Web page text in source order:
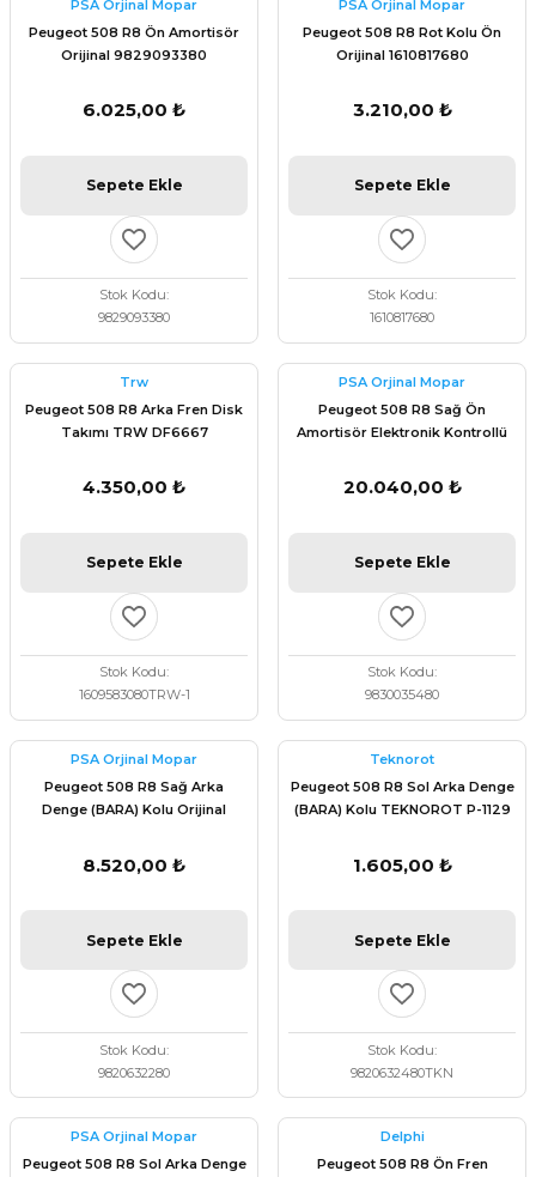
PSA Orjinal Mopar
Peugeot 508 R8 Ön Amortisör
Orijinal 9829093380
6.025,00 ₺
Sepete Ekle
Stok Kodu
9829093380
PSA Orjinal Mopar
Peugeot 508 R8 Rot Kolu Ön
Orijinal 1610817680
3.210,00 ₺
Sepete Ekle
Stok Kodu
1610817680
Trw
Peugeot 508 R8 Arka Fren Disk
Takımı TRW DF6667
4.350,00 ₺
Sepete Ekle
Stok Kodu
1609583080TRW-1
PSA Orjinal Mopar
Peugeot 508 R8 Sağ Ön
Amortisör Elektronik Kontrollü
20.040,00 ₺
Sepete Ekle
Stok Kodu
9830035480
PSA Orjinal Mopar
Peugeot 508 R8 Sağ Arka
Denge (BARA) Kolu Orijinal
8.520,00 ₺
Sepete Ekle
Stok Kodu
9820632280
Teknorot
Peugeot 508 R8 Sol Arka Denge
(BARA) Kolu TEKNOROT P-1129
1.605,00 ₺
Sepete Ekle
Stok Kodu
9820632480TKN
PSA Orjinal Mopar
Peugeot 508 R8 Sol Arka Denge
Delphi
Peugeot 508 R8 Ön Fren